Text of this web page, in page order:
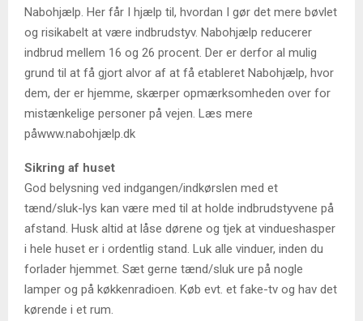
Nabohjælp. Her får I hjælp til, hvordan I gør det mere bøvlet
og risikabelt at være indbrudstyv. Nabohjælp reducerer
indbrud mellem 16 og 26 procent. Der er derfor al mulig
grund til at få gjort alvor af at få etableret Nabohjælp, hvor
dem, der er hjemme, skærper opmærksomheden over for
mistænkelige personer på vejen. Læs mere
påwww.nabohjælp.dk
Sikring af huset
God belysning ved indgangen/indkørslen med et
tænd/sluk-lys kan være med til at holde indbrudstyvene på
afstand. Husk altid at låse dørene og tjek at vindueshasper
i hele huset er i ordentlig stand. Luk alle vinduer, inden du
forlader hjemmet. Sæt gerne tænd/sluk ure på nogle
lamper og på køkkenradioen. Køb evt. et fake-tv og hav det
kørende i et rum.